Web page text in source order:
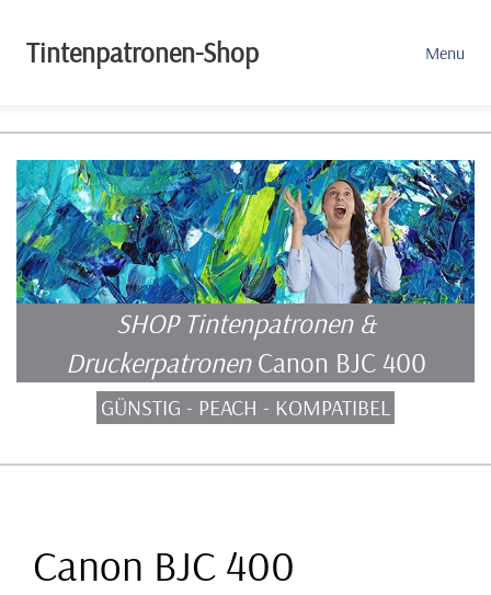
Tintenpatronen-Shop Menu
SHOP Tintenpatronen &
DruckerpatronenCanon BJC 400
GÜNSTIG - PEACH - KOMPATIBEL
Canon BJC 400